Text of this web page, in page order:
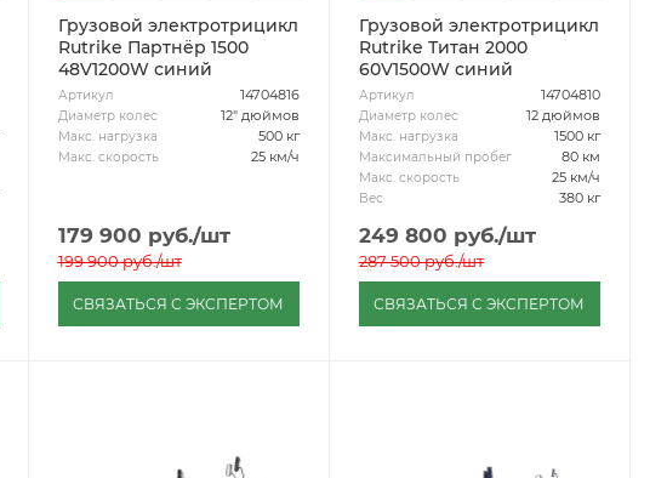
Грузовой электротрицикл
Rutrike Партнёр 1500
48V1200W синий
Артикул 14704816
Диаметр колес 12" дюймов
Макс. нагрузка 500 кг
Макс. скорость 25 км/ч
179 900 руб./шт
199 900руб./шт
СВЯЗАТЬСЯ С ЭКСПЕРТОМ
Грузовой электротрицикл
Rutrike Титан 2000
60V1500W синий
Артикул 14704810
Диаметр колес 12 дюймов
Макс. нагрузка 1500 кг
Максимальный пробег 80 км
Макс. скорость 25 км/ч
Вес 380 кг
249 800 руб./шт
287 500руб./шт
СВЯЗАТЬСЯ С ЭКСПЕРТОМ